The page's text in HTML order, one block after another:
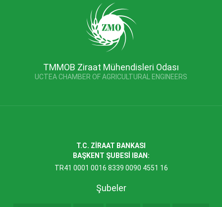
TMMOB Ziraat Mühendisleri Odası
UCTEA CHAMBER OF AGRICULTURAL ENGINEERS
T.C. ZİRAAT BANKASI
BAŞKENT ŞUBESİ IBAN:
TR41 0001 0016 8339 0090 4551 16
Şubeler